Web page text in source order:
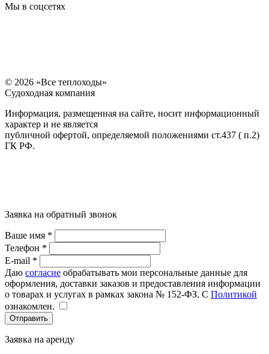
Мы в соцсетях
© 2026 «Все теплоходы»
Судоходная компания
Информация, размещенная на сайте, носит информационный
характер и не является
публичной офертой, определяемой положениями ст.437 ( п.2)
ГК РФ.
Заявка на обратный звонок
Ваше имя *
Телефон *
E-mail *
Даю согласие обрабатывать мои персональные данные для
оформления, доставки заказов и предоставления информации
о товарах и услугах в рамках закона № 152-ФЗ. С Политикой
ознакомлен.
Отправить
Заявка на аренду